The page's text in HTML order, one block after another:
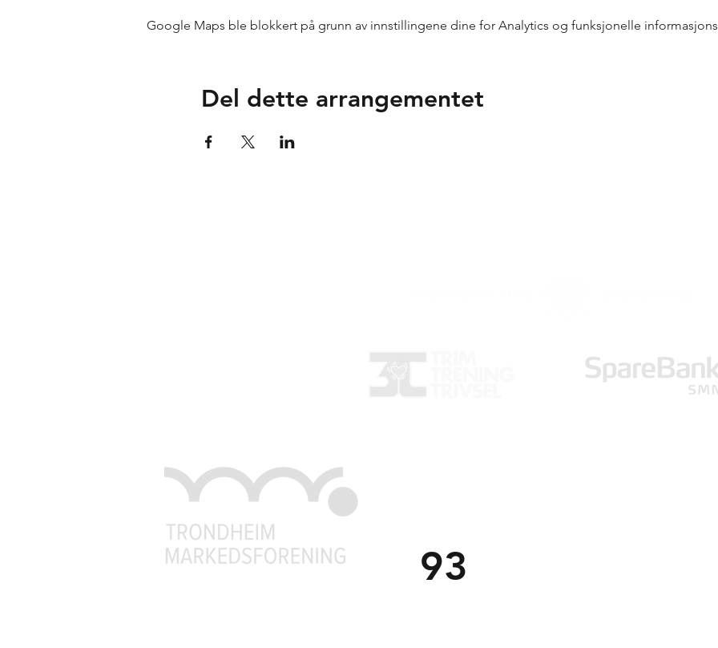
Google Maps ble blokkert på grunn av innstillingene dine for Analytics og funksjonelle
Del dette arrangementet
93